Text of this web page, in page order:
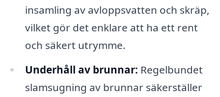
insamling av avloppsvatten och skräp,
vilket gör det enklare att ha ett rent
och säkert utrymme.
Underhåll av brunnar: Regelbundet
slamsugning av brunnar säkerställer